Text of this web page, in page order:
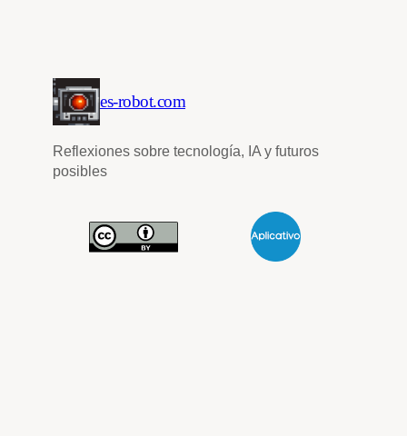
es-robot.com
Reflexiones sobre tecnología, IA y futuros
posibles